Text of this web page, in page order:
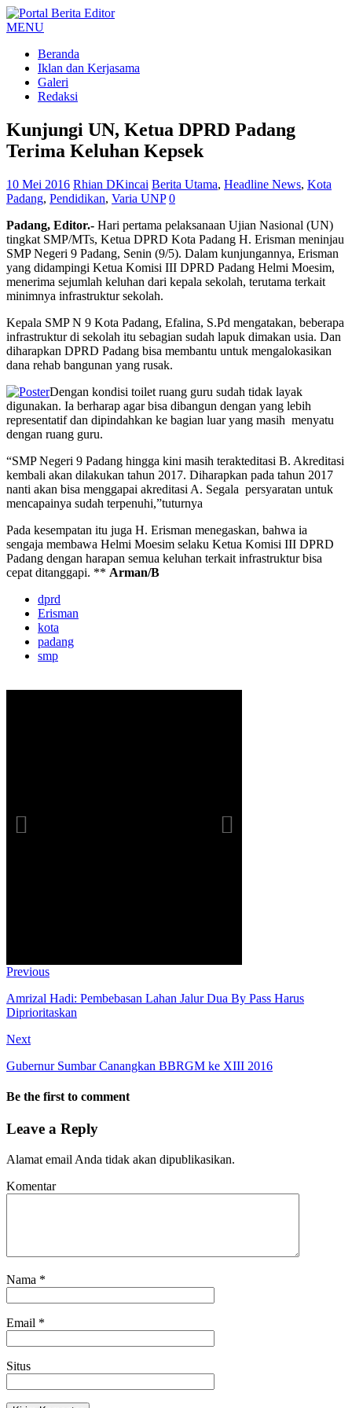
MENU
Beranda
Iklan dan Kerjasama
Galeri
Redaksi
Kunjungi UN, Ketua DPRD Padang
Terima Keluhan Kepsek
10 Mei 2016 Rhian DKincai Berita Utama, Headline News, Kota
Padang, Pendidikan, Varia UNP 0
Padang, Editor.- Hari pertama pelaksanaan Ujian Nasional (UN)
tingkat SMP/MTs, Ketua DPRD Kota Padang H. Erisman meninjau
SMP Negeri 9 Padang, Senin (9/5). Dalam kunjungannya, Erisman
yang didampingi Ketua Komisi III DPRD Padang Helmi Moesim,
menerima sejumlah keluhan dari kepala sekolah, terutama terkait
minimnya infrastruktur sekolah.
Kepala SMP N 9 Kota Padang, Efalina, S.Pd mengatakan, beberapa
infrastruktur di sekolah itu sebagian sudah lapuk dimakan usia. Dan
diharapkan DPRD Padang bisa membantu untuk mengalokasikan
dana rehab bangunan yang rusak.
Dengan kondisi toilet ruang guru sudah tidak layak
digunakan. Ia berharap agar bisa dibangun dengan yang lebih
representatif dan dipindahkan ke bagian luar yang masih menyatu
dengan ruang guru.
“SMP Negeri 9 Padang hingga kini masih terakteditasi B. Akreditasi
kembali akan dilakukan tahun 2017. Diharapkan pada tahun 2017
nanti akan bisa menggapai akreditasi A. Segala persyaratan untuk
mencapainya sudah terpenuhi,”tuturnya
Pada kesempatan itu juga H. Erisman menegaskan, bahwa ia
sengaja membawa Helmi Moesim selaku Ketua Komisi III DPRD
Padang dengan harapan semua keluhan terkait infrastruktur bisa
cepat ditanggapi. ** Arman/B
dprd
Erisman
kota
padang
smp
Previous
Amrizal Hadi: Pembebasan Lahan Jalur Dua By Pass Harus
Diprioritaskan
Next
Gubernur Sumbar Canangkan BBRGM ke XIII 2016
Be the first to comment
Leave a Reply
Alamat email Anda tidak akan dipublikasikan.
Komentar
Nama *
Email *
Situs